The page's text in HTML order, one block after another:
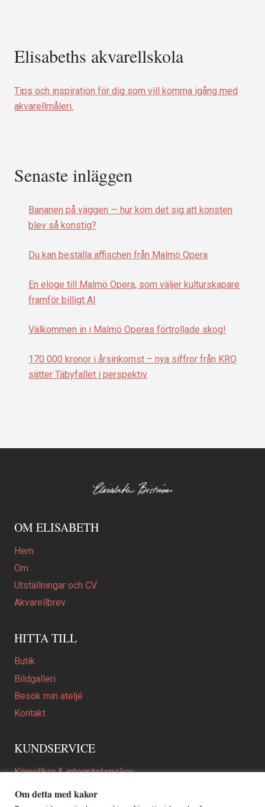
Elisabeths akvarellskola
Tips och inspiration för dig som vill komma igång med
akvarellmåleri.
Senaste inläggen
Bananen på väggen — hur kom det sig att konsten
blev så konstig?
Du kan beställa affischen från Malmö Opera
En eloge till Malmö Opera, som väljer kulturskapare
framför billigt AI
Välkommen in i Malmö Operas förtrollade skog!
170 000 kronor i årsinkomst – nya siffror från KRO
sätter Täbyfallet i perspektiv
OM ELISABETH
Hem
Om
Utställningar och CV
Akvarellbrev
HITTA TILL
Butik
Bildgalleri
Besök min ateljé
Kontakt
KUNDSERVICE
Köpvillkor & integritetspolicy
Att beställa ett personligt utformat konstverk
Om detta med kakor